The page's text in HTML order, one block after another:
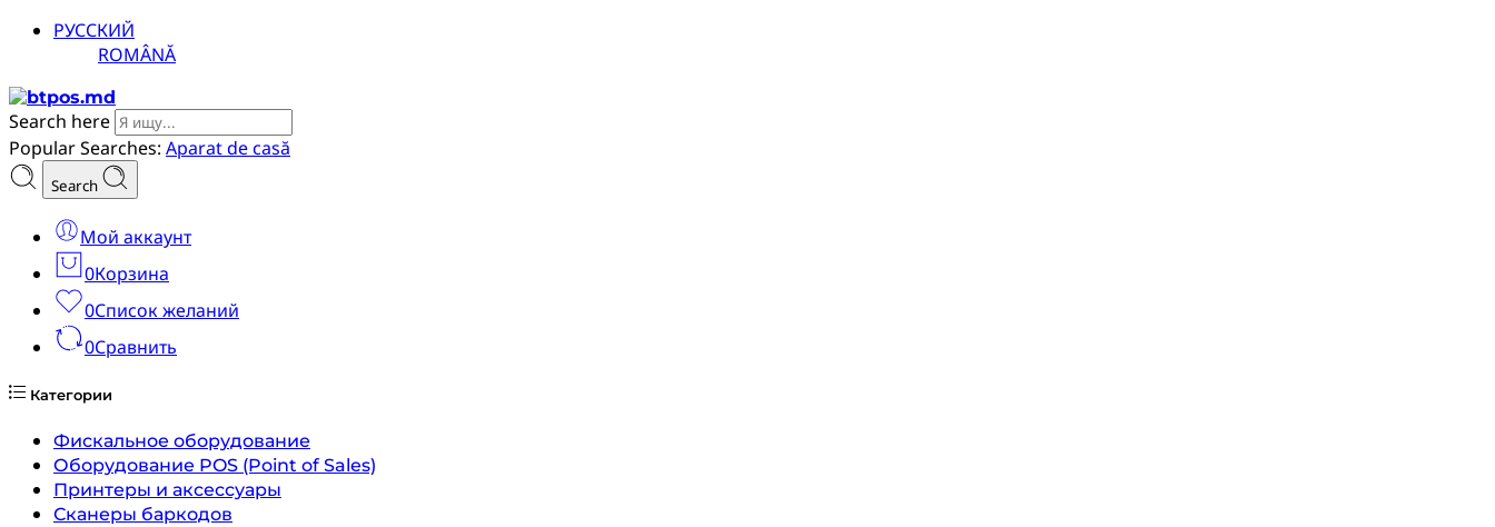
РУССКИЙ
ROMÂNĂ
Search here
Popular Searches: Aparat de casă
Search
Мой аккаунт
0Корзина
0Список желаний
0Сравнить
Категории
Фискальное оборудование
Оборудование POS (Point of Sales)
Принтеры и аксессуары
Сканеры баркодов